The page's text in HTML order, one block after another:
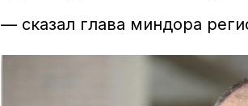
— сказал глава миндора